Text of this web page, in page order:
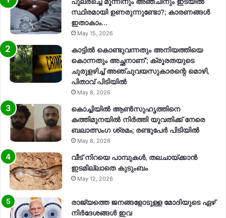
സ്ഥിരമായി ഉണരുന്നുണ്ടോ?; കാരണങ്ങള്‍
ഇതാകാം…
May 15, 2026
കാട്ടിൽ കൊണ്ടുവന്നതും അനിയത്തിയെ
കൊന്നതും അച്ഛനാണ്’; ക്രൂരതയുടെ
ചുരുളഴിച്ച് അഞ്ചുവയസുകാരന്റെ മൊഴി,
പിതാവ് പിടിയിൽ
May 8, 2026
കൊച്ചിയിൽ ആൺസുഹൃത്തിനെ
കത്തിമുനയിൽ നിർത്തി യുവതിക്ക് നേരെ
ബലാത്സംഗ​ ശ്രമം; രണ്ടുപേർ പിടിയിൽ
May 8, 2026
വീട് നിറയെ പാമ്പുകൾ, തലചായ്ക്കാൻ
ഇടമില്ലാതെ കുടുംബം
May 12, 2026
രാജ്യത്തെ ജനങ്ങളോടുള്ള മോദിയുടെ ഏഴ്
നിര്‍ദേശങ്ങള്‍ ഇവ